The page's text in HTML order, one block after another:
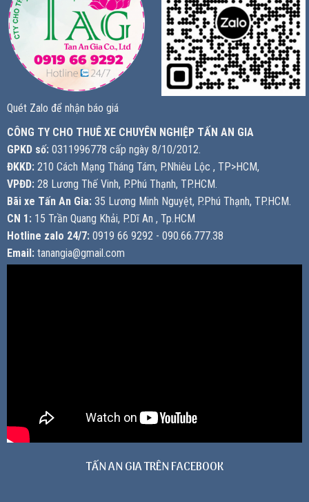
Quét Zalo để nhận báo giá
CÔNG TY CHO THUÊ XE CHUYÊN NGHIỆP TẤN AN GIA
GPKD số: 0311996778 cấp ngày 8/10/2012.
ĐKKD: 210 Cách Mạng Tháng Tám, P.Nhiêu Lộc , TP>HCM,
VPĐD: 28 Lương Thế Vinh, P.Phú Thạnh, TP.HCM.
Bãi xe Tấn An Gia: 35 Lương Minh Nguyệt, P.Phú Thạnh, TP.HCM.
CN 1: 15 Trần Quang Khải, P.Dĩ An , Tp.HCM
Hotline zalo 24/7: 0919 66 9292 - 090.66.777.38
Email: tanangia@gmail.com
TẤN AN GIA TRÊN FACEBOOK